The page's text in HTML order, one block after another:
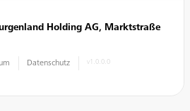
Holding AG, Marktstraße
Datenschutz v1.0.0.0